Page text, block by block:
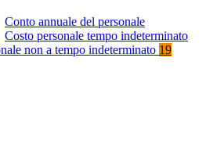
Conto annuale del personale
Costo personale tempo indeterminato
non a tempo indeterminato 19